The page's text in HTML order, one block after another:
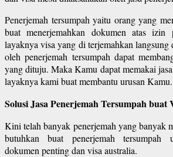
Penerjemah tersumpah yaitu orang yang
buat menerjemahkan dokumen atas izin
layaknya visa yang di terjemahkan langsung
oleh penerjemah tersumpah dapat
yang dituju. Maka Kamu dapat memakai
layaknya kami buat membantu urusan Kamu.
Solusi Jasa Penerjemah Tersumpah buat
Kini telah banyak penerjemah yang banyak
butuhkan buat penerjemah tersumpah
dokumen penting dan visa australia.